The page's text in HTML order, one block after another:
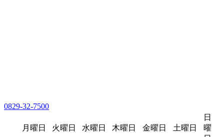
0829-32-7500
月曜日 火曜日 水曜日 木曜日 金曜日 土曜日
日
曜